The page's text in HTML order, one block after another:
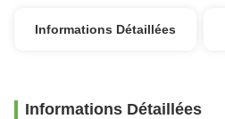
Informations Détaillées
Informations Détaillées